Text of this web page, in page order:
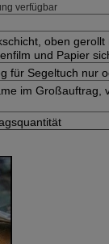
verfügbar
oben
und Papier
für Segeltuch nur
im Großauftrag,